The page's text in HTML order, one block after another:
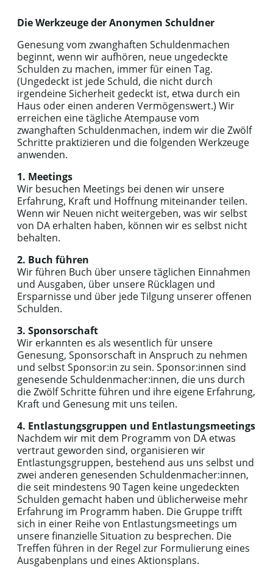
Die Werkzeuge der Anonymen Schuldner
Genesung vom zwanghaften Schuldenmachen
beginnt, wenn wir aufhören, neue ungedeckte
Schulden zu machen, immer für einen Tag.
(Ungedeckt ist jede Schuld, die nicht durch
irgendeine Sicherheit gedeckt ist, etwa durch ein
Haus oder einen anderen Vermögenswert.) Wir
erreichen eine tägliche Atempause vom
zwanghaften Schuldenmachen, indem wir die Zwölf
Schritte praktizieren und die folgenden Werkzeuge
anwenden.
1. Meetings
Wir besuchen Meetings bei denen wir unsere
Erfahrung, Kraft und Hoffnung miteinander teilen.
Wenn wir Neuen nicht weitergeben, was wir selbst
von DA erhalten haben, können wir es selbst nicht
behalten.
2. Buch führen
Wir führen Buch über unsere täglichen Einnahmen
und Ausgaben, über unsere Rücklagen und
Ersparnisse und über jede Tilgung unserer offenen
Schulden.
3. Sponsorschaft
Wir erkannten es als wesentlich für unsere
Genesung, Sponsorschaft in Anspruch zu nehmen
und selbst Sponsor:in zu sein. Sponsor:innen sind
genesende Schuldenmacher:innen, die uns durch
die Zwölf Schritte führen und ihre eigene Erfahrung,
Kraft und Genesung mit uns teilen.
4. Entlastungsgruppen und Entlastungsmeetings
Nachdem wir mit dem Programm von DA etwas
vertraut geworden sind, organisieren wir
Entlastungsgruppen, bestehend aus uns selbst und
zwei anderen genesenden Schuldenmacher:innen,
die seit mindestens 90 Tagen keine ungedeckten
Schulden gemacht haben und üblicherweise mehr
Erfahrung im Programm haben. Die Gruppe trifft
sich in einer Reihe von Entlastungsmeetings um
unsere finanzielle Situation zu besprechen. Die
Treffen führen in der Regel zur Formulierung eines
Ausgabenplans und eines Aktionsplans.